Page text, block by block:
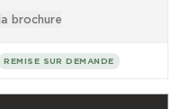
brochure
REMISE SUR DEMANDE